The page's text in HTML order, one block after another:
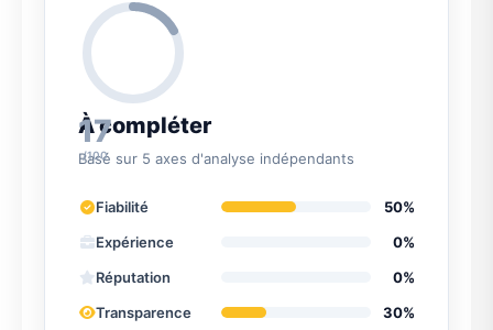
17
/100
À compléter
Basé sur 5 axes d'analyse indépendants
Fiabilité
50%
Expérience
0%
Réputation
0%
Transparence
30%